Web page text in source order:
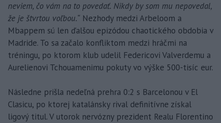
neviem, čo vám na to povedať. Nikdy by som mu nepovedal,
že je štvrtou voľbou.“ Nezhody medzi Arbeloom a
Mbappem sú len ďalšou epizódou chaotického obdobia v
Madride. To sa začalo konfliktom medzi hráčmi na
tréningu, po ktorom klub udelil Federicovi Valverdemu a
Aurelienovi Tchouamenimu pokuty vo výške 500-tisíc eur.
Následne prišla nedeľná prehra 0:2 s Barcelonou v El
Clasicu, po ktorej katalánsky rival definitívne získal
ligový titul. V utorok nervózny prezident Realu Florentino